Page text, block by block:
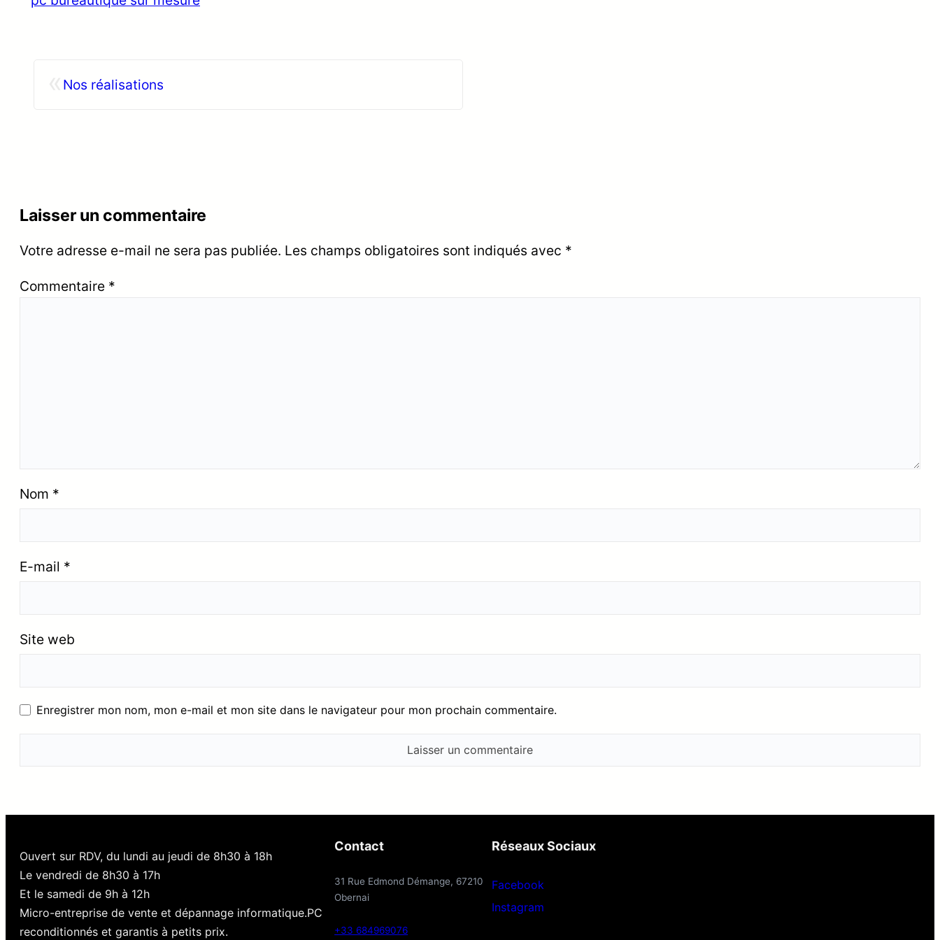
Nos réalisations
Laisser un commentaire
Votre adresse e-mail ne sera pas publiée. Les champs obligatoires sont indiqués avec *
Commentaire *
Nom *
E-mail *
Site web
Enregistrer mon nom, mon e-mail et mon site dans le navigateur pour mon prochain commentaire.
Ouvert sur RDV, du lundi au jeudi de 8h30 à 18h
Le vendredi de 8h30 à 17h
Et le samedi de 9h à 12h
Micro-entreprise de vente et dépannage informatique.PC
reconditionnés et garantis à petits prix.
Contact
31 Rue Edmond Démange, 67210
Obernai
+33 684969076
Réseaux Sociaux
Facebook
Instagram